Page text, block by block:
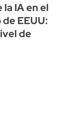
IA en el
EEUU:
de